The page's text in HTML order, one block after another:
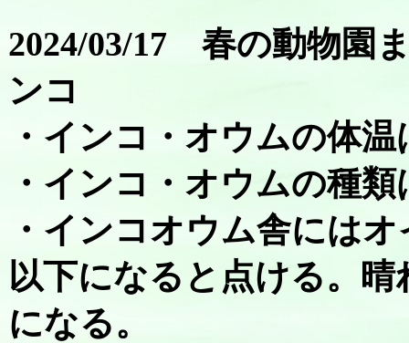
2024/03/17 春の動物園
ンコ
・インコ・オウムの体温
・インコ・オウムの種類
・インコオウム舎には
以下になると点ける。
になる。